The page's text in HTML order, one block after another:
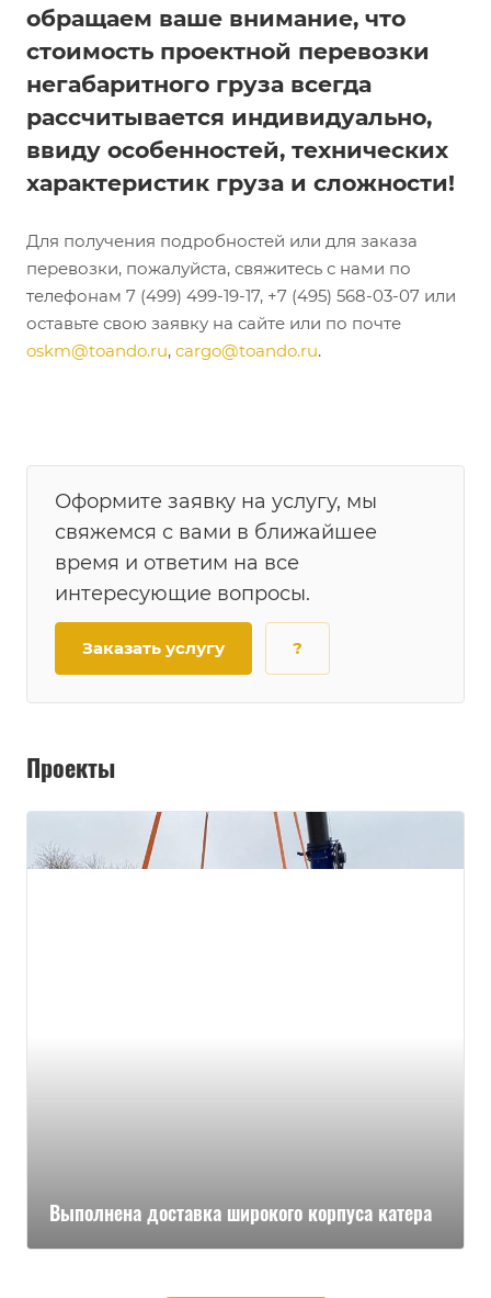
обращаем ваше внимание, что
стоимость проектной перевозки
негабаритного груза всегда
рассчитывается индивидуально,
ввиду особенностей, технических
характеристик груза и сложности!
Для получения подробностей или для заказа
перевозки, пожалуйста, свяжитесь с нами по
телефонам 7 (499) 499-19-17, +7 (495) 568-03-07 или
оставьте свою заявку на сайте или по почте
oskm@toando.ru, cargo@toando.ru.
Оформите заявку на услугу, мы
свяжемся с вами в ближайшее
время и ответим на все
интересующие вопросы.
Заказать услугу ?
Проекты
Выполнена доставка широкого корпуса катера